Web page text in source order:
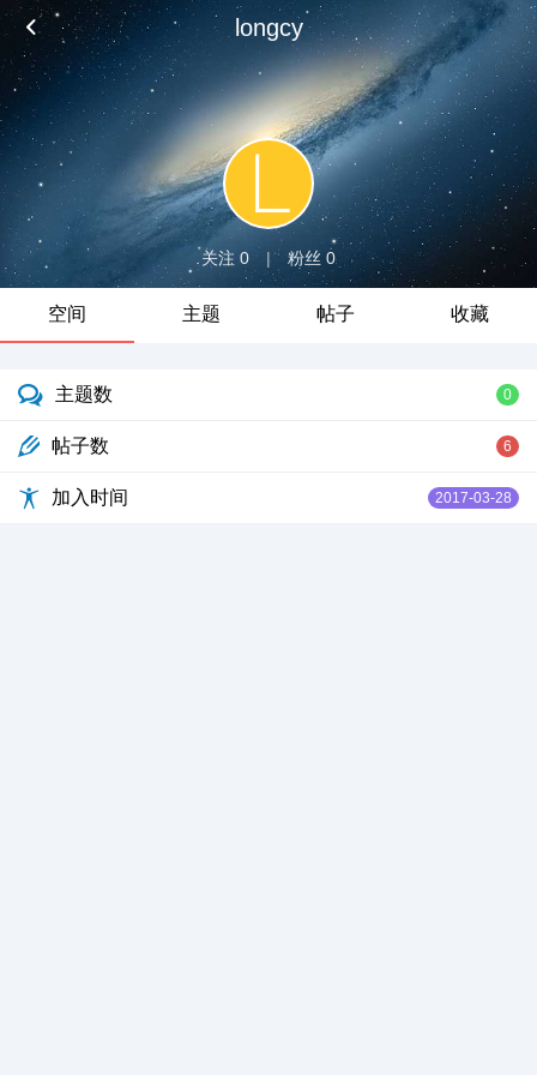
longcy
关注 0 | 粉丝 0
空间 主题 帖子 收藏
主题数 0
帖子数 6
加入时间 2017-03-28